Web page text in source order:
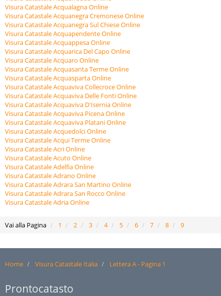
Visura Catastale Acqualagna Online
Visura Catastale Acquanegra Cremonese Online
Visura Catastale Acquanegra Sul Chiese Online
Visura Catastale Acquapendente Online
Visura Catastale Acquappesa Online
Visura Catastale Acquarica Del Capo Online
Visura Catastale Acquaro Online
Visura Catastale Acquasanta Terme Online
Visura Catastale Acquasparta Online
Visura Catastale Acquaviva Collecroce Online
Visura Catastale Acquaviva Delle Fonti Online
Visura Catastale Acquaviva D'Isernia Online
Visura Catastale Acquaviva Picena Online
Visura Catastale Acquaviva Platani Online
Visura Catastale Acquedolci Online
Visura Catastale Acqui Terme Online
Visura Catastale Acri Online
Visura Catastale Acuto Online
Visura Catastale Adelfia Online
Visura Catastale Adrano Online
Visura Catastale Adrara San Martino Online
Visura Catastale Adrara San Rocco Online
Visura Catastale Adria Online
Vai alla Pagina 1 2 3 4 5 6 7 8 9
Home Visura Catastale Italia Lettera A - Pagina 1
Prontocatasto